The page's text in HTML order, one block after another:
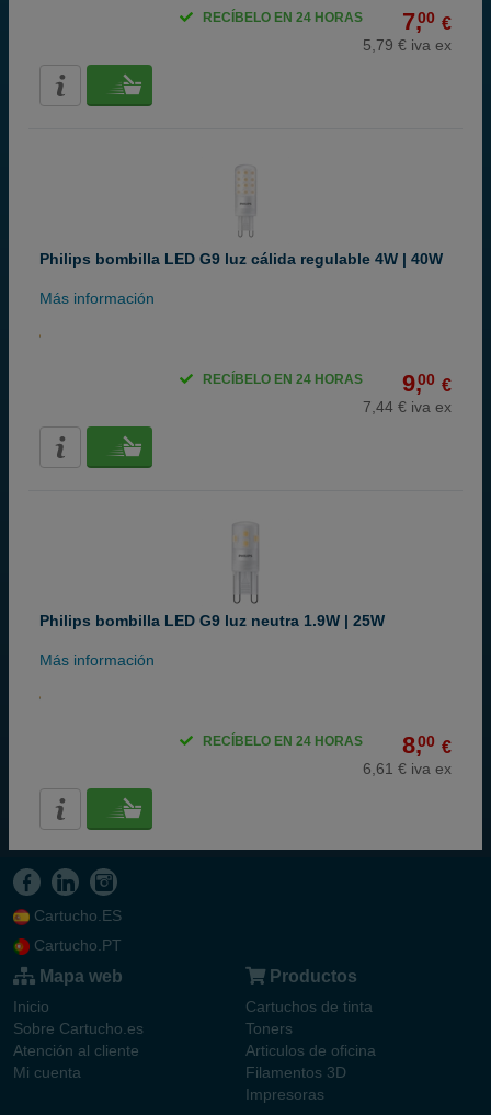
7,00 €
5,79 € iva ex
RECÍBELO EN 24 HORAS
Philips bombilla LED G9 luz cálida regulable 4W | 40W
Más información
9,00 €
7,44 € iva ex
RECÍBELO EN 24 HORAS
Philips bombilla LED G9 luz neutra 1.9W | 25W
Más información
8,00 €
6,61 € iva ex
RECÍBELO EN 24 HORAS
Cartucho.ES
Cartucho.PT
Mapa web
Inicio
Sobre Cartucho.es
Atención al cliente
Mi cuenta
Productos
Cartuchos de tinta
Toners
Articulos de oficina
Filamentos 3D
Impresoras